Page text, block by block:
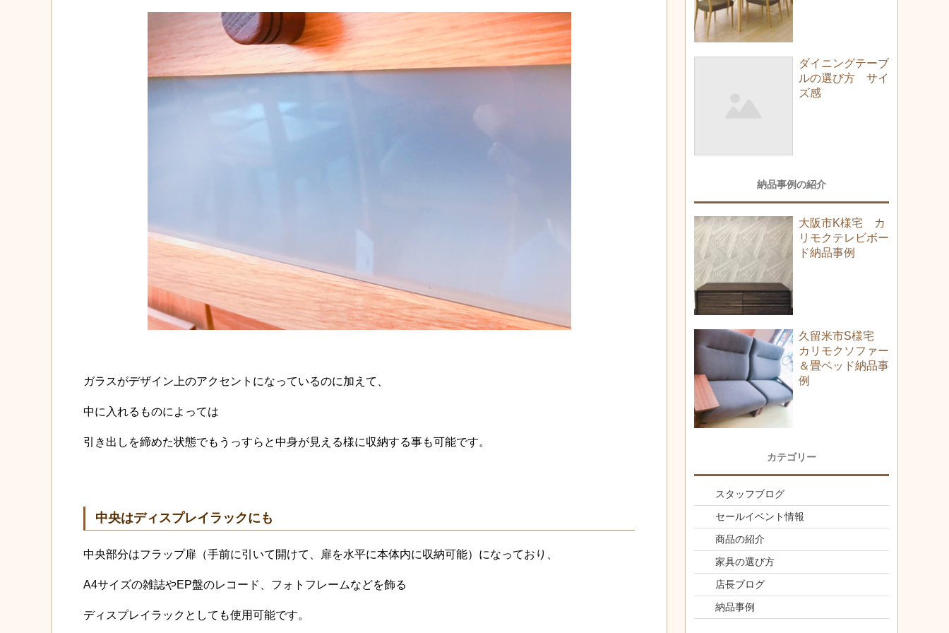
ガラスがデザイン上のアクセントになっているのに加えて、
中に入れるものによっては
引き出しを締めた状態でもうっすらと中身が見える様に収納する事も可能です。
中央はディスプレイラックにも
中央部分はフラップ扉（手前に引いて開けて、扉を水平に本体内に収納可能）になっており、
A4サイズの雑誌やEP盤のレコード、フォトフレームなどを飾る
ディスプレイラックとしても使用可能です。
ダイニングテーブ
ルの選び方 サイ
ズ感
納品事例の紹介
大阪市K様宅 カ
リモクテレビボー
ド納品事例
久留米市S様宅
カリモクソファー
＆畳ベッド納品事
例
カテゴリー
スタッフブログ
セールイベント情報
商品の紹介
家具の選び方
店長ブログ
納品事例